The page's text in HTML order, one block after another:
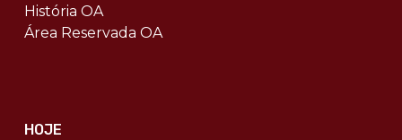
História OA
Área Reservada OA
HOJE